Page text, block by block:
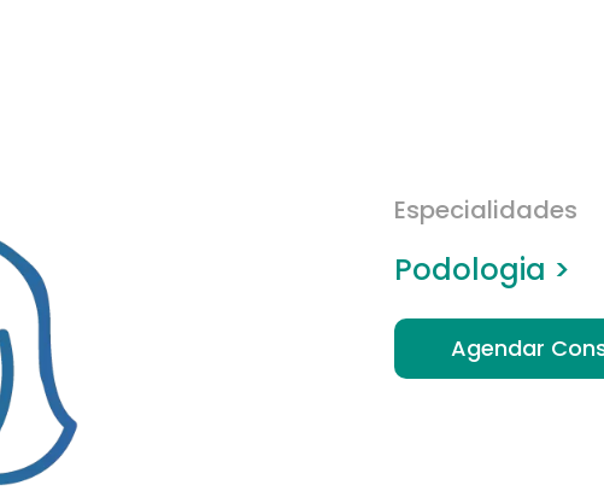
Especialidades
Podologia >
Agendar